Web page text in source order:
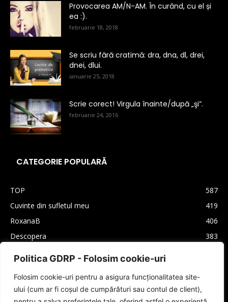
Politica GDRP - Folosim cookie-uri
Folosim cookie-uri pentru a asigura funcționalitatea site-
ului (cum ar fi coșul de cumpărături sau contul de client),
Provocarea AM/N-AM. În curând, cu el și
ea :).
februarie 18, 2018
Se scriu fără cratimă: dra, dna, dl, drei,
dnei, dlui.
ianuarie 25, 2018
Scrie corect! Virgula înainte/după „şi”.
februarie 24, 2016
CATEGORIE POPULARĂ
TOP
587
Cuvinte din sufletul meu
419
RoxanaB
406
Descopera
383
Lifestyle
Cultura generala
160